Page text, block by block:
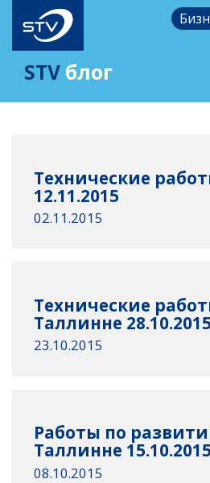
STV блог
Технические
12.11.2015
02.11.2015
Технические
Таллинне
23.10.2015
Работы по
Таллинне
08.10.2015